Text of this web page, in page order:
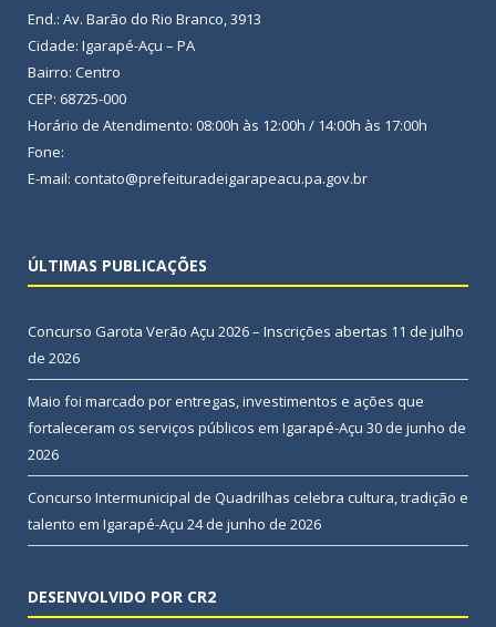
End.: Av. Barão do Rio Branco, 3913
Cidade: Igarapé-Açu – PA
Bairro: Centro
CEP: 68725-000
Horário de Atendimento: 08:00h às 12:00h / 14:00h às 17:00h
Fone:
E-mail: contato@prefeituradeigarapeacu.pa.gov.br
ÚLTIMAS PUBLICAÇÕES
Concurso Garota Verão Açu 2026 – Inscrições abertas 11 de julho
de 2026
Maio foi marcado por entregas, investimentos e ações que
fortaleceram os serviços públicos em Igarapé-Açu 30 de junho de
2026
Concurso Intermunicipal de Quadrilhas celebra cultura, tradição e
talento em Igarapé-Açu 24 de junho de 2026
DESENVOLVIDO POR CR2